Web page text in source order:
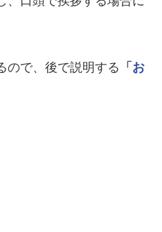
ので、後で説明する 「お